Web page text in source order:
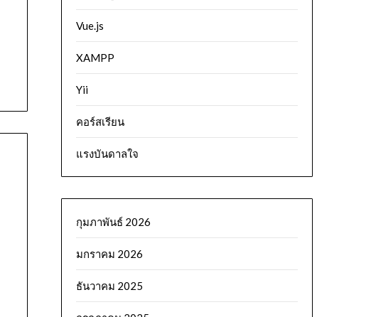
Vue.js
XAMPP
Yii
คอร์สเรียน
แรงบันดาลใจ
กุมภาพันธ์ 2026
มกราคม 2026
ธันวาคม 2025